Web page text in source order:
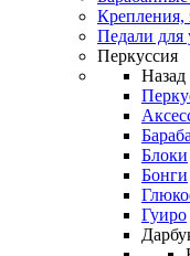
Крепления,
Педали для
Перкуссия
Назад
Блоки
Бонги
Гуиро